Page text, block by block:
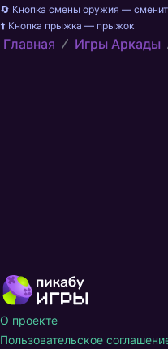
🔄 Кнопка смены оружия —
⬆️ Кнопка прыжка — прыжок
Главная Игры Аркады
О проекте
Пользовательское